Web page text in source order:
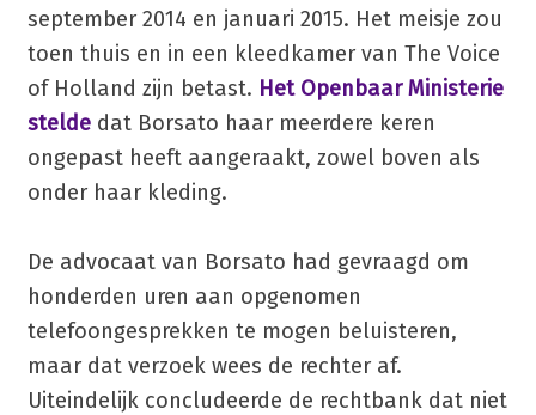
september 2014 en januari 2015. Het meisje zou
toen thuis en in een kleedkamer van The Voice
of Holland zijn betast. Het Openbaar Ministerie
steldedat Borsato haar meerdere keren
ongepast heeft aangeraakt, zowel boven als
onder haar kleding.
De advocaat van Borsato had gevraagd om
honderden uren aan opgenomen
telefoongesprekken te mogen beluisteren,
maar dat verzoek wees de rechter af.
Uiteindelijk concludeerde de rechtbank dat niet